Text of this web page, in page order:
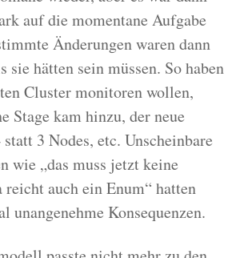
auf die momentane Aufgabe
Änderungen waren dann
sie hätten sein müssen. So haben
Cluster monitoren wollen,
Stage kam hinzu, der neue
3 Nodes, etc. Unscheinbare
wie „das muss jetzt keine
reicht auch ein Enum“ hatten
unangenehme Konsequenzen.